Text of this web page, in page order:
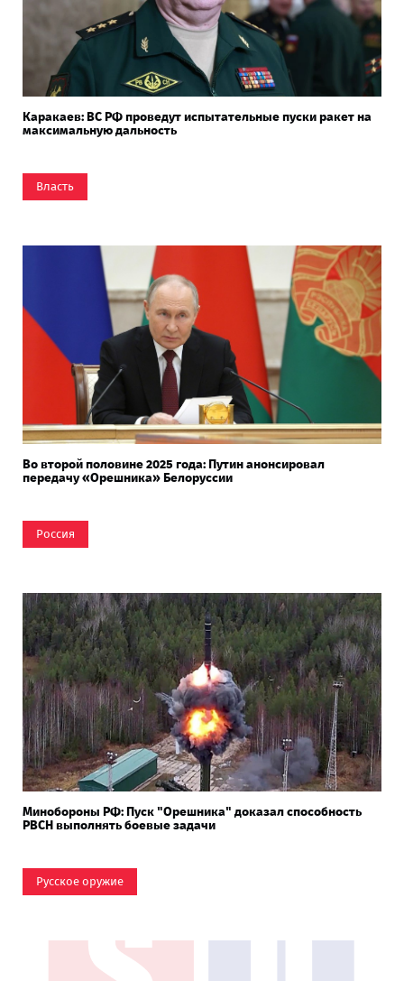
Каракаев: ВС РФ проведут испытательные пуски ракет на
максимальную дальность
Власть
Во второй половине 2025 года: Путин анонсировал
передачу «Орешника» Белоруссии
Россия
Минобороны РФ: Пуск "Орешника" доказал способность
РВСН выполнять боевые задачи
Русское оружие